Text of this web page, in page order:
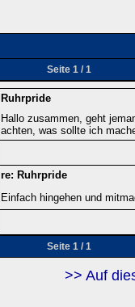
Seite 1 / 1
Ruhrpride
Hallo zusammen, geht
achten, was sollte ich
re: Ruhrpride
Einfach hingehen und
Seite 1 / 1
>> Auf